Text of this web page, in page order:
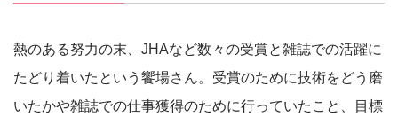
熱のある努力の末、JHAなど数々の受賞と雑誌での活躍に
たどり着いたという饗場さん。受賞のために技術をどう磨
いたかや雑誌での仕事獲得のために行っていたこと、目標